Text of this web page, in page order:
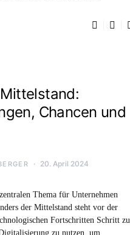
Chancen und
20. April 2024
Thema für Unternehmen
der Mittelstand steht vor der
Fortschritten Schritt zu
zu nutzen, um